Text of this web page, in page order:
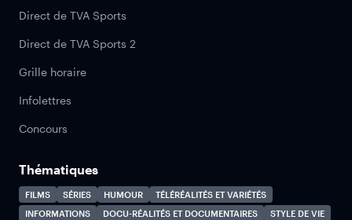
Direct de TVA Sports
Direct de TVA Sports 2
Grille horaire
Infolettres
Concours
Thématiques
FILMS SÉRIES HUMOUR
TÉLÉRÉALITÉS ET VARIÉTÉS
INFORMATIONS
DOCU-RÉALITÉS ET DOCUMENTAIRES
STYLE DE VIE